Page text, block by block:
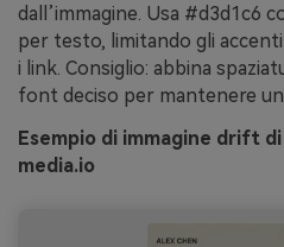
dall’immagine. Usa #d3d1c6
per testo, limitando gli
i link. Consiglio: abbina
font deciso per mantenere
Esempio di immagine drift
media.io